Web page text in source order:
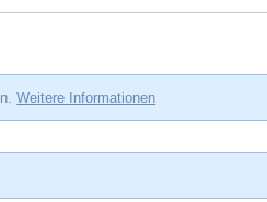
Weitere Informationen